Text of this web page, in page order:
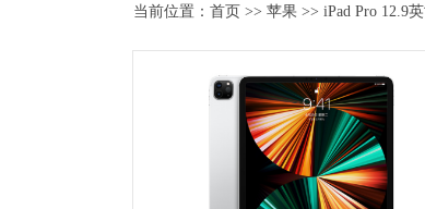
当前位置： 首页 >> 苹果 >> iPad Pro 12.9